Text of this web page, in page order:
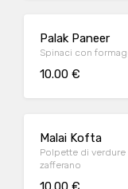
Palak Paneer
Spinaci con
10.00 €
Malai Kofta
Polpette di verdure
zafferano